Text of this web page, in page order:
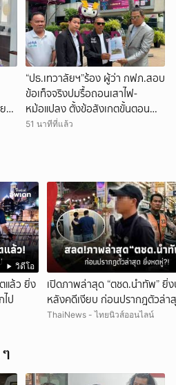
“ปธ.เทวาลัยฯ”ร้อง ผู้ว่า กฟภ.สอบ
ข้อเท็จจริงปมรื้อถอนเสาไฟ-
หม้อแปลง ตั้งข้อสังเกตขั้นตอน
การขอยกเลิกการใช้ไฟฟ้าไม่ชอบ
51 นาทีที่แล้ว
วิดีโอ
แล้ว ยิ่ง
ป
เปิดภาพล่าสุด “ตชด.นำทัพ” ยิ่
หลังคดีเงียบ ก่อนปรากฎตัวล่า
หดหู่?!
ThaiNews - ไทยนิวส์ออนไลน์